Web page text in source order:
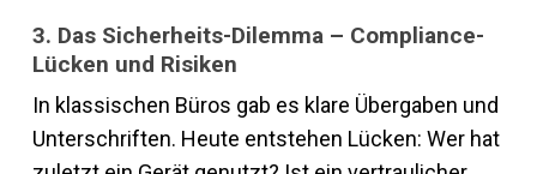
3. Das Sicherheits-Dilemma – Compliance-
Lücken und Risiken
In klassischen Büros gab es klare Übergaben und
Unterschriften. Heute entstehen Lücken: Wer hat